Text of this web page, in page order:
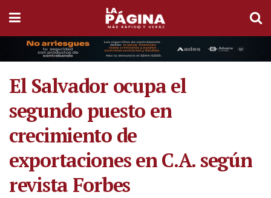
El Salvador ocupa el
segundo puesto en
crecimiento de
exportaciones en C.A. según
revista Forbes